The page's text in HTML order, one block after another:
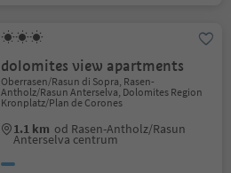
dolomites view apartments
Oberrasen/Rasun di Sopra, Rasen-
Antholz/Rasun Anterselva, Dolomites Region
Kronplatz/Plan de Corones
1.1 km od Rasen-Antholz/Rasun
Anterselva centrum